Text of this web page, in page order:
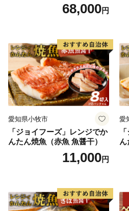
の郵送を希望される場合は、
（はがき）」が届き次第、記載
お申し付けください。
68,000円
愛知県小牧市
「ジョイフーズ」レンジでか
んたん焼魚（赤魚 魚醤干）
11,000円
愛